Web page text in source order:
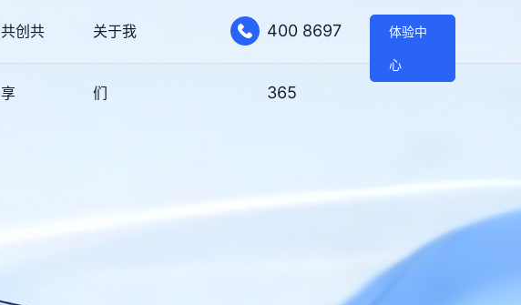
共创共
享
关于我
们
400 8697
365
体验中
心